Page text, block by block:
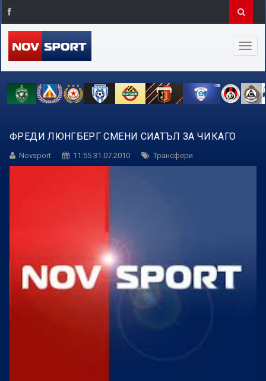
ФРЕДИ ЛЮНГБЕРГ СМЕНИ СИАТЪЛ ЗА ЧИКАГО
Novsport 11:55 31.07.2010 Трансфери